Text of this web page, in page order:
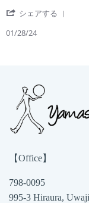
入
ま
シェアする
01/28/24
【Office】
798-0095
995-3 Hiraura,